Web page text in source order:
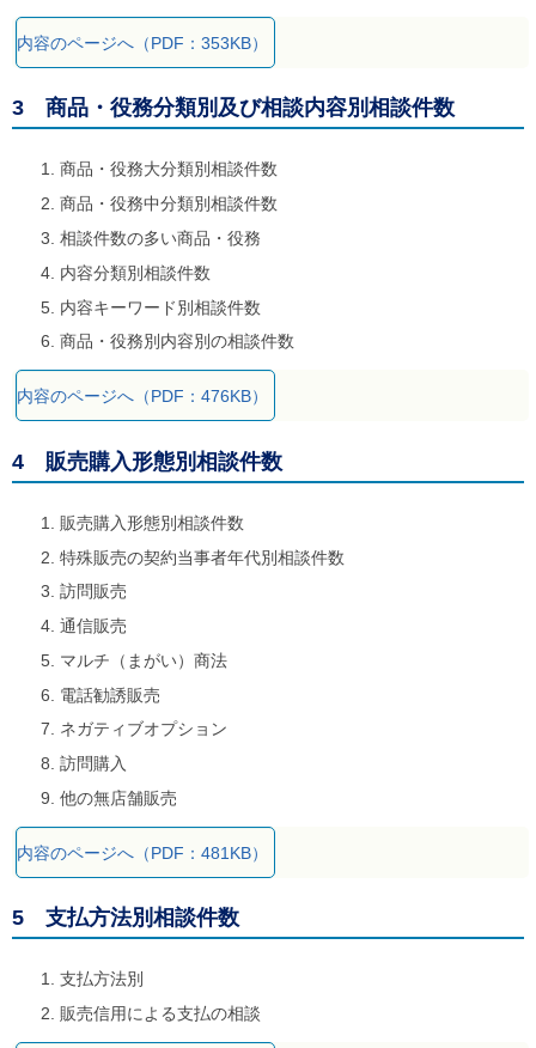
内容のページへ（PDF：353KB）
3 商品・役務分類別及び相談内容別相談件数
商品・役務大分類別相談件数
商品・役務中分類別相談件数
相談件数の多い商品・役務
内容分類別相談件数
内容キーワード別相談件数
商品・役務別内容別の相談件数
内容のページへ（PDF：476KB）
4 販売購入形態別相談件数
販売購入形態別相談件数
特殊販売の契約当事者年代別相談件数
訪問販売
通信販売
マルチ（まがい）商法
電話勧誘販売
ネガティブオプション
訪問購入
他の無店舗販売
内容のページへ（PDF：481KB）
5 支払方法別相談件数
支払方法別
販売信用による支払の相談